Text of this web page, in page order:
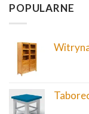
POPULARNE